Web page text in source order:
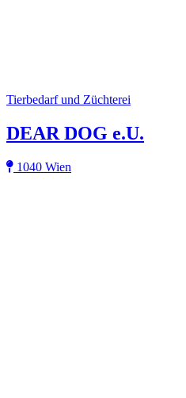
Tierbedarf und Züchterei
DEAR DOG e.U.
1040 Wien